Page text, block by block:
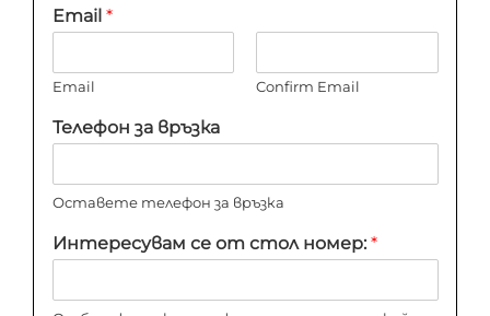
Email *
Email Confirm Email
Телефон за връзка
Оставете телефон за връзка
Интересувам се от стол номер: *